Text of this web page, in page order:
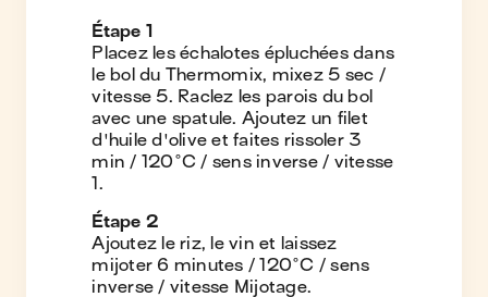
Étape 1
Placez les échalotes épluchées dans
le bol du Thermomix, mixez 5 sec /
vitesse 5. Raclez les parois du bol
avec une spatule. Ajoutez un filet
d'huile d'olive et faites rissoler 3
min / 120°C / sens inverse / vitesse
1.
Étape 2
Ajoutez le riz, le vin et laissez
mijoter 6 minutes / 120°C / sens
inverse / vitesse Mijotage.